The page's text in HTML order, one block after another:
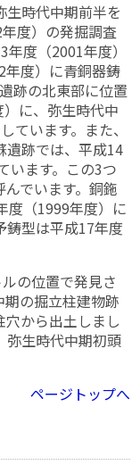
時代中期前半を
度）の発掘調査
度（2001年度）
年度）に青銅器鋳
跡の北東部に位置
に、弥生時代中
ています。また、
遺跡では、平成14
います。この3つ
でいます。銅鉇
度（1999年度）に
鋳型は平成17年度
の位置で発見さ
の掘立柱建物跡
から出土しまし
弥生時代中期初頭
ページトップへ